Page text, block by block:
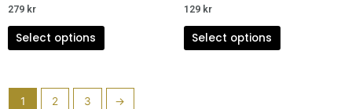
279 kr
Select options
129 kr
Select options
1 2 3 →